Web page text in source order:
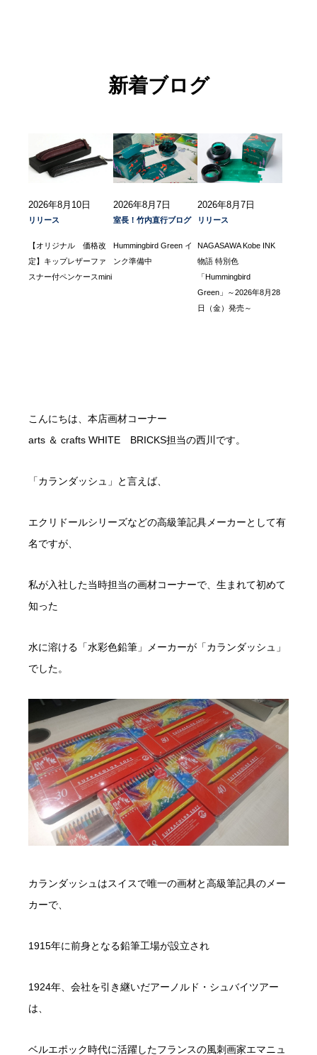
新着ブログ
2026年8月10日
リリース
【オリジナル 価格改
定】キップレザーファ
スナー付ペンケースmini
2026年8月7日
室長！竹内直行ブログ
Hummingbird Green イ
ンク準備中
2026年8月7日
リリース
NAGASAWA Kobe INK
物語 特別色
「Hummingbird
Green」～2026年8月28
日（金）発売～
こんにちは、本店画材コーナー
arts ＆ crafts WHITE BRICKS担当の西川です。
「カランダッシュ」と言えば、
エクリドールシリーズなどの高級筆記具メーカーとして有
名ですが、
私が入社した当時担当の画材コーナーで、生まれて初めて
知った
水に溶ける「水彩色鉛筆」メーカーが「カランダッシュ」
でした。
カランダッシュはスイスで唯一の画材と高級筆記具のメー
カーで、
1915年に前身となる鉛筆工場が設立され
1924年、会社を引き継いだアーノルド・シュバイツアー
は、
ベルエポック時代に活躍したフランスの風刺画家エマニュ